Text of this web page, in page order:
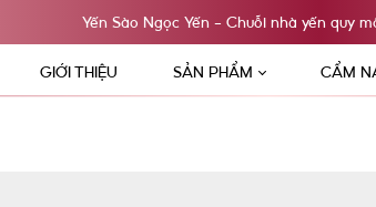
Yến Sào Ngọc Yến - Chuỗi nhà yến quy
GIỚI THIỆU SẢN PHẨM CẨM